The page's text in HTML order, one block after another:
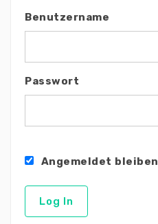
Benutzername
Passwort
Angemeldet bleiben